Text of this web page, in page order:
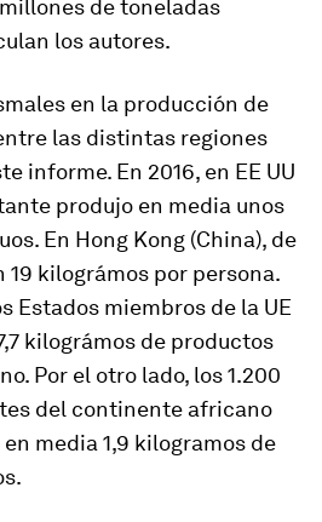
de toneladas
los autores.
en la producción de
las distintas regiones
informe. En 2016, en EE UU
produjo en media unos
En Hong Kong (China), de
19 kilográmos por persona.
Estados miembros de la UE
kilográmos de productos
Por el otro lado, los 1.200
del continente africano
media 1,9 kilogramos de